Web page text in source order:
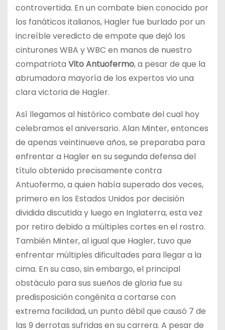
controvertida. En un combate bien conocido por
los fanáticos italianos, Hagler fue burlado por un
increíble veredicto de empate que dejó los
cinturones WBA y WBC en manos de nuestro
compatriota Vito Antuofermo, a pesar de que la
abrumadora mayoría de los expertos vio una
clara victoria de Hagler.
Así llegamos al histórico combate del cual hoy
celebramos el aniversario. Alan Minter, entonces
de apenas veintinueve años, se preparaba para
enfrentar a Hagler en su segunda defensa del
título obtenido precisamente contra
Antuofermo, a quien había superado dos veces,
primero en los Estados Unidos por decisión
dividida discutida y luego en Inglaterra, esta vez
por retiro debido a múltiples cortes en el rostro.
También Minter, al igual que Hagler, tuvo que
enfrentar múltiples dificultades para llegar a la
cima. En su caso, sin embargo, el principal
obstáculo para sus sueños de gloria fue su
predisposición congénita a cortarse con
extrema facilidad, un punto débil que causó 7 de
las 9 derrotas sufridas en su carrera. A pesar de